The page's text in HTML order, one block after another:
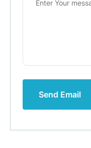
Send Email